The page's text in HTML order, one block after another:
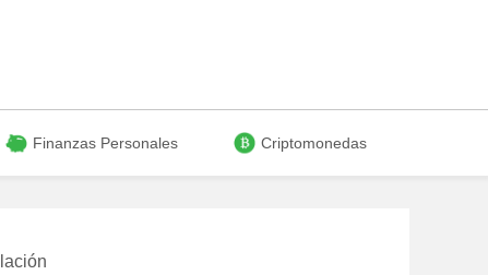
Finanzas Personales Criptomonedas